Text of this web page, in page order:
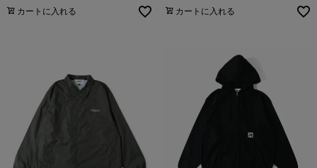
カートに入れる
カートに入れる